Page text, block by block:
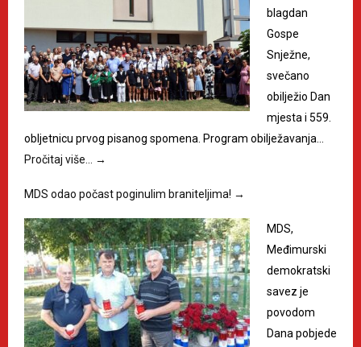
blagdan
Gospe
Snježne,
svečano
obilježio Dan
mjesta i 559.
obljetnicu prvog pisanog spomena. Program obilježavanja…
Pročitaj više… →
MDS odao počast poginulim braniteljima! →
MDS,
Međimurski
demokratski
savez je
povodom
Dana pobjede